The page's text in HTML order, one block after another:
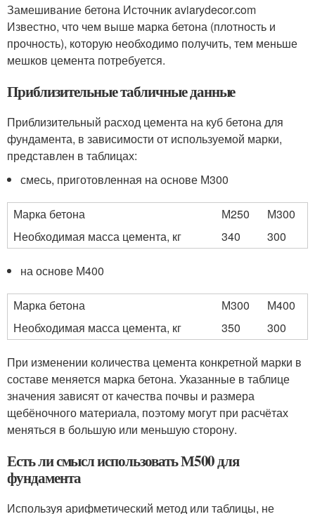
Замешивание бетона Источник aviarydecor.com
Известно, что чем выше марка бетона (плотность и
прочность), которую необходимо получить, тем меньше
мешков цемента потребуется.
Приблизительные табличные данные
Приблизительный расход цемента на куб бетона для
фундамента, в зависимости от используемой марки,
представлен в таблицах:
смесь, приготовленная на основе М300
Марка бетона М250
М300
Необходимая масса цемента, кг
340 300
на основе М400
Марка бетона М300
М400
Необходимая масса цемента, кг
350 300
При изменении количества цемента конкретной марки в
составе меняется марка бетона. Указанные в таблице
значения зависят от качества почвы и размера
щебёночного материала, поэтому могут при расчётах
меняться в большую или меньшую сторону.
Есть ли смысл использовать М500 для
фундамента
Используя арифметический метод или таблицы, не